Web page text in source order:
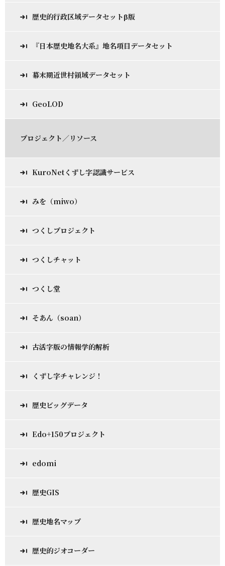
歴史的行政区域データセットβ版
『日本歴史地名大系』地名項目データセット
幕末期近世村領域データセット
GeoLOD
プロジェクト／リソース
KuroNetくずし字認識サービス
みを（miwo）
つくしプロジェクト
つくしチャット
つくし堂
そあん（soan）
古活字版の情報学的解析
くずし字チャレンジ！
歴史ビッグデータ
Edo+150プロジェクト
edomi
歴史GIS
歴史地名マップ
歴史的ジオコーダー